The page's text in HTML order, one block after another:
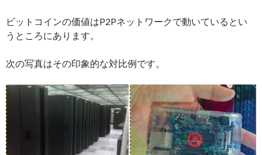
ビットコインの価値はP2Pネットワークで動いているとい
うところにあります。
次の写真はその印象的な対比例です。